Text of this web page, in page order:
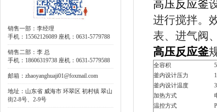
销售一部：李经理
手机：15562126089 座机：0631-5779788
销售二部：李 总
手机：18606319738 座机：0631-5779588
邮箱：zhaoyanghuaji01@foxmail.com
地址：山东省 威海市 环翠区 初村镇 翠山
街2-8号、2-9号
高压反应釜
进行搅拌。
表、进气阀
高压反应釜
全容积
釜内设计压力
釜内设计温度
加热方式
温控方式